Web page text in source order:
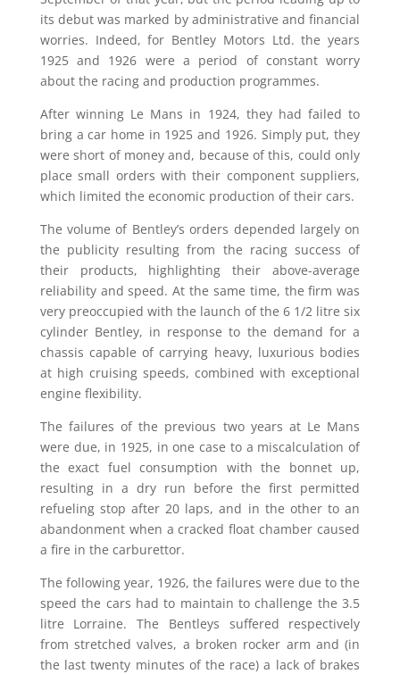
its debut was marked by administrative and financial
worries. Indeed, for Bentley Motors Ltd. the years
1925 and 1926 were a period of constant worry
about the racing and production programmes.
After winning Le Mans in 1924, they had failed to
bring a car home in 1925 and 1926. Simply put, they
were short of money and, because of this, could only
place small orders with their component suppliers,
which limited the economic production of their cars.
The volume of Bentley’s orders depended largely on
the publicity resulting from the racing success of
their products, highlighting their above-average
reliability and speed. At the same time, the firm was
very preoccupied with the launch of the 6 1/2 litre six
cylinder Bentley, in response to the demand for a
chassis capable of carrying heavy, luxurious bodies
at high cruising speeds, combined with exceptional
engine flexibility.
The failures of the previous two years at Le Mans
were due, in 1925, in one case to a miscalculation of
the exact fuel consumption with the bonnet up,
resulting in a dry run before the first permitted
refueling stop after 20 laps, and in the other to an
abandonment when a cracked float chamber caused
a fire in the carburettor.
The following year, 1926, the failures were due to the
speed the cars had to maintain to challenge the 3.5
litre Lorraine. The Bentleys suffered respectively
from stretched valves, a broken rocker arm and (in
the last twenty minutes of the race) a lack of brakes